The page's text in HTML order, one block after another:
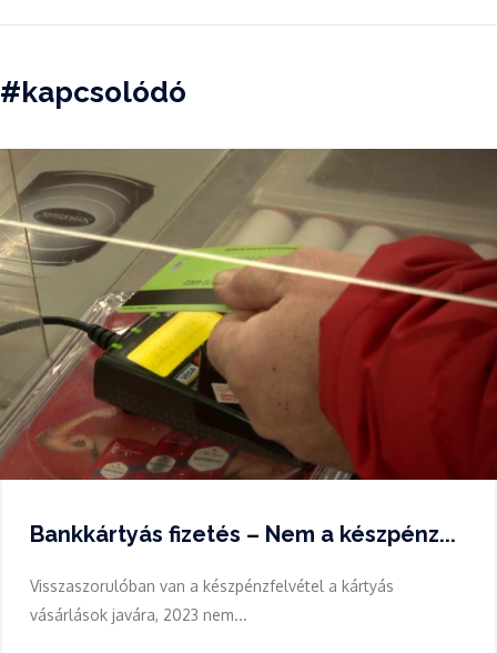
#kapcsolódó
Bankkártyás fizetés – Nem a készpénz...
Visszaszorulóban van a készpénzfelvétel a kártyás
vásárlások javára, 2023 nem...